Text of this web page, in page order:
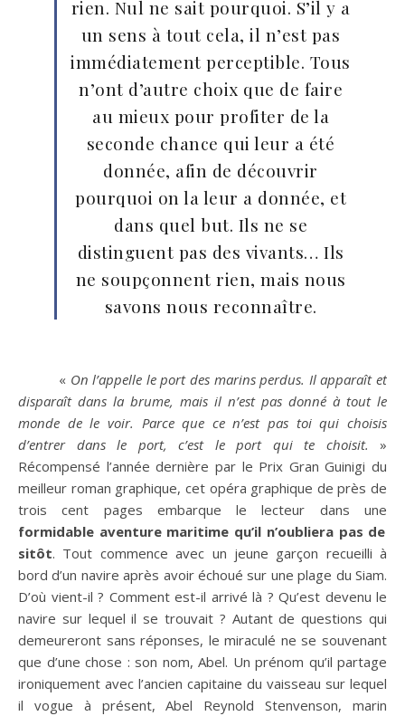
rien. Nul ne sait pourquoi. S’il y a
un sens à tout cela, il n’est pas
immédiatement perceptible. Tous
n’ont d’autre choix que de faire
au mieux pour profiter de la
seconde chance qui leur a été
donnée, afin de découvrir
pourquoi on la leur a donnée, et
dans quel but. Ils ne se
distinguent pas des vivants… Ils
ne soupçonnent rien, mais nous
savons nous reconnaître.
« On l’appelle le port des marins perdus. Il apparaît et
disparaît dans la brume, mais il n’est pas donné à tout le
monde de le voir. Parce que ce n’est pas toi qui choisis
d’entrer dans le port, c’est le port qui te choisit. »
Récompensé l’année dernière par le Prix Gran Guinigi du
meilleur roman graphique, cet opéra graphique de près de
trois cent pages embarque le lecteur dans une
formidable aventure maritime qu’il n’oubliera pas de
sitôt. Tout commence avec un jeune garçon recueilli à
bord d’un navire après avoir échoué sur une plage du Siam.
D’où vient-il ? Comment est-il arrivé là ? Qu’est devenu le
navire sur lequel il se trouvait ? Autant de questions qui
demeureront sans réponses, le miraculé ne se souvenant
que d’une chose : son nom, Abel. Un prénom qu’il partage
ironiquement avec l’ancien capitaine du vaisseau sur lequel
il vogue à présent, Abel Reynold Stenvenson, marin